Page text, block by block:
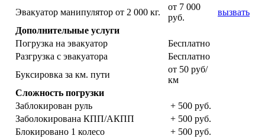
Эвакуатор манипулятор от 2 000 кг.
от 7 000
руб.
вызвать
Дополнительные услуги
Погрузка на эвакуатор
Бесплатно
Разгрузка с эвакуатора
Бесплатно
Буксировка за км. пути
от 50 руб/
км
Сложность погрузки
Заблокирован руль
+ 500 руб.
Заболокирована КПП/АКПП
+ 500 руб.
Блокировано 1 колесо
+ 500 руб.